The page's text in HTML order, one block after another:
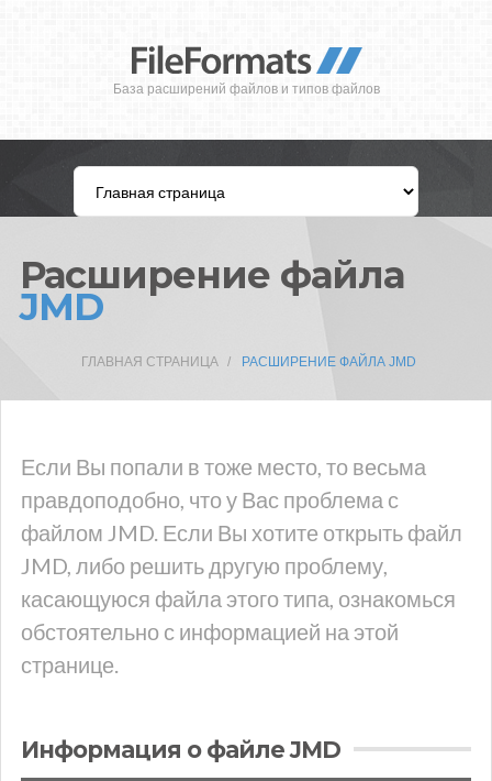
База расширений файлов и типов файлов
Расширение файла
JMD
ГЛАВНАЯ СТРАНИЦА РАСШИРЕНИЕ ФАЙЛА JMD
Если Вы попали в тоже место, то весьма
правдоподобно, что у Вас проблема с
файлом JMD. Если Вы хотите открыть файл
JMD, либо решить другую проблему,
касающуюся файла этого типа, ознакомься
обстоятельно с информацией на этой
странице.
Информация о файле JMD